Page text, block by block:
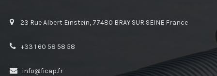
23 Rue Albert Einstein, 77480 BRAY SUR SEINE France
+33 1 60 58 58 58
info@ficap.fr